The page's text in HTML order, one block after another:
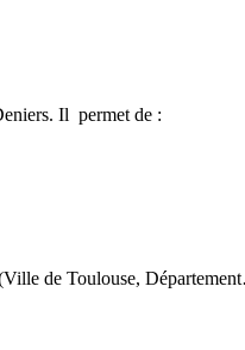
Il permet de :
de Toulouse,